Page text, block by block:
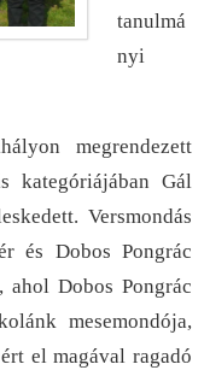
tanulmá
nyi
megrendezett
kategóriájában Gál
Versmondás
és Dobos Pongrác
Dobos Pongrác
mesemondója,
el magával ragadó